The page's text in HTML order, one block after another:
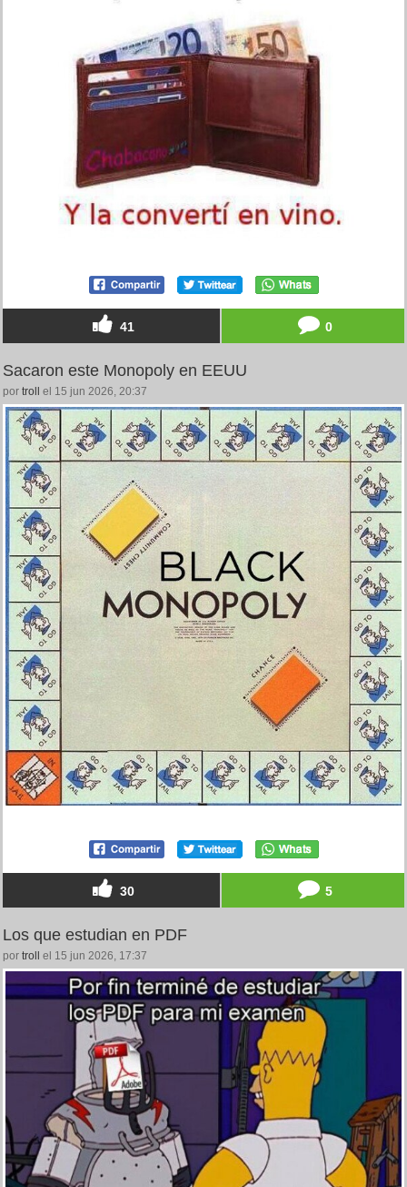
41 0
Sacaron este Monopoly en EEUU
por troll el 15 jun 2026, 20:37
30 5
Los que estudian en PDF
por troll el 15 jun 2026, 17:37